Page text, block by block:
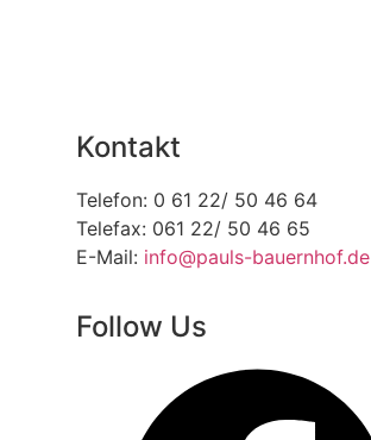
Kontakt
Telefon: 0 61 22/ 50 46 64
Telefax: 061 22/ 50 46 65
E-Mail: info@pauls-bauernhof.de
Follow Us